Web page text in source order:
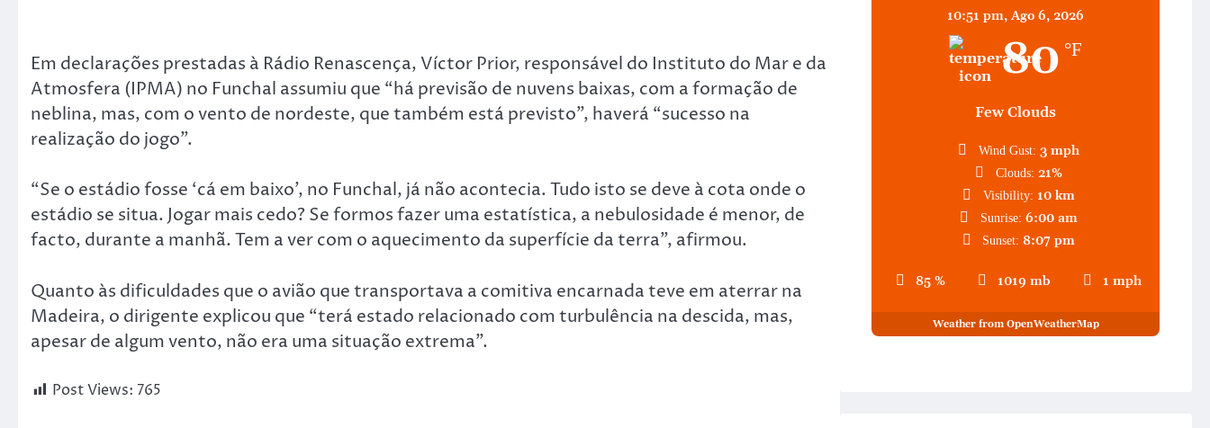
Em declarações prestadas à Rádio Renascença, Víctor Prior, responsável do Instituto do Mar e da
Atmosfera (IPMA) no Funchal assumiu que “há previsão de nuvens baixas, com a formação de
neblina, mas, com o vento de nordeste, que também está previsto”, haverá “sucesso na
realização do jogo”.
“Se o estádio fosse ‘cá em baixo’, no Funchal, já não acontecia. Tudo isto se deve à cota onde o
estádio se situa. Jogar mais cedo? Se formos fazer uma estatística, a nebulosidade é menor, de
facto, durante a manhã. Tem a ver com o aquecimento da superfície da terra”, afirmou.
Quanto às dificuldades que o avião que transportava a comitiva encarnada teve em aterrar na
Madeira, o dirigente explicou que “terá estado relacionado com turbulência na descida, mas,
apesar de algum vento, não era uma situação extrema”.
Post Views: 765
10:51 pm,Ago 6, 2026
80 °F
Few Clouds
85 % 1019 mb 1 mph
Wind Gust: 3 mph
Clouds: 21%
Visibility: 10 km
Sunrise: 6:00 am
Sunset: 8:07 pm
Weather from OpenWeatherMap